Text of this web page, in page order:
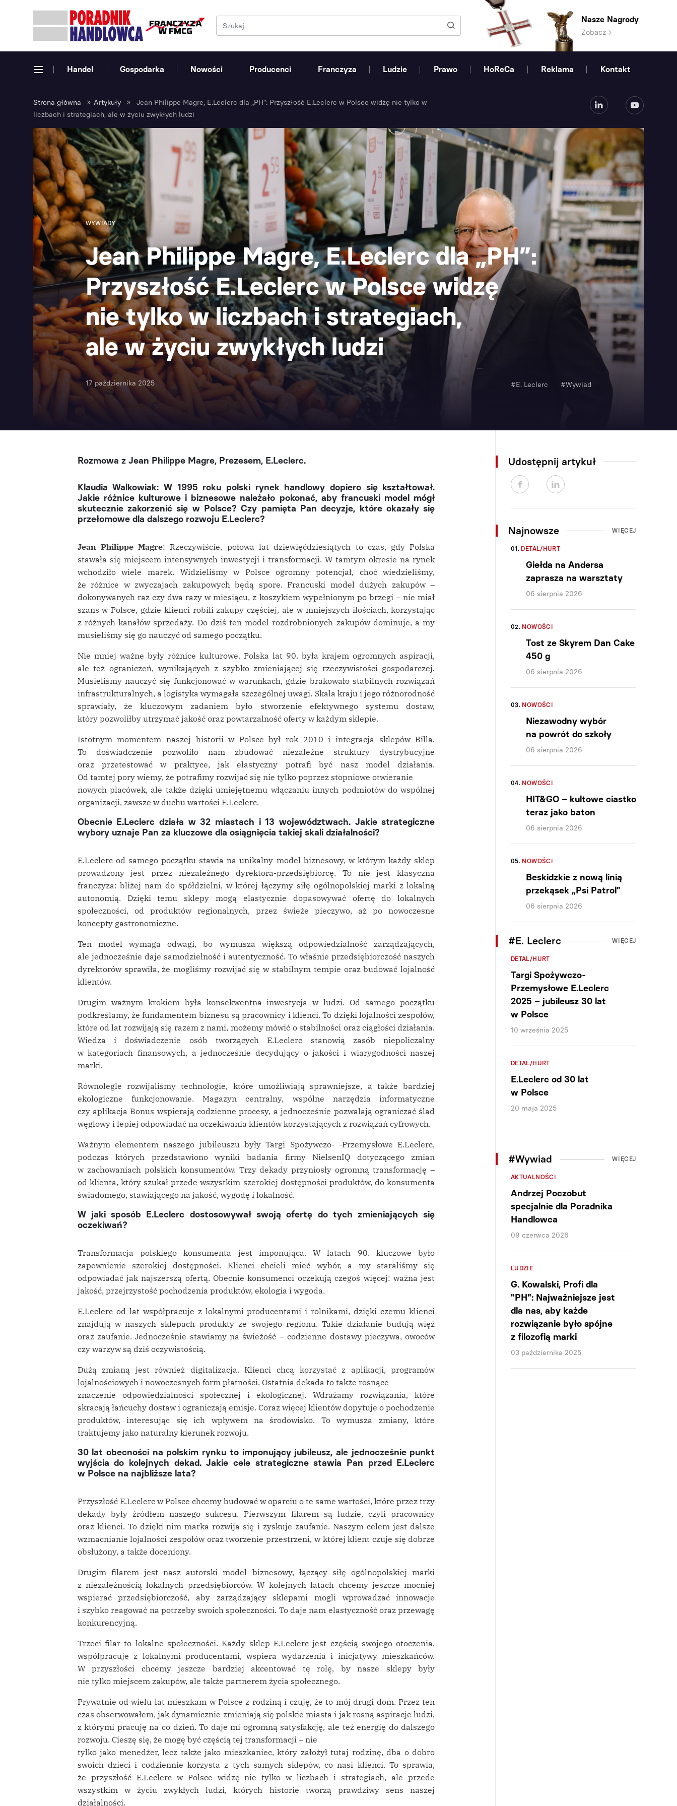
Nasze Nagrody
Zobacz
Handel Gospodarka Nowości Producenci Franczyza Ludzie Prawo HoReCa Reklama Kontakt
Strona główna » Artykuły »
Jean Philippe Magre, E.Leclerc dla „PH”: Przyszłość E.Leclerc w Polsce widzę nie tylko w
liczbach i strategiach, ale w życiu zwykłych ludzi
WYWIADY
Jean Philippe Magre, E.Leclerc dla „PH”:
Przyszłość E.Leclerc w Polsce widzę
nie tylko w liczbach i strategiach,
ale w życiu zwykłych ludzi
17 października 2025 #E. Leclerc #Wywiad
Rozmowa z Jean Philippe Magre, Prezesem, E.Leclerc.
Klaudia Walkowiak: W 1995 roku polski rynek handlowy dopiero się kształtował.
Jakie różnice kulturowe i biznesowe należało pokonać, aby francuski model mógł
skutecznie zakorzenić się w Polsce? Czy pamięta Pan decyzje, które okazały się
przełomowe dla dalszego rozwoju E.Leclerc?
Jean Philippe Magre: Rzeczywiście, połowa lat dziewięćdziesiątych to czas, gdy Polska
stawała się miejscem intensywnych inwestycji i transformacji. W tamtym okresie na rynek
wchodziło wiele marek. Widzieliśmy w Polsce ogromny potencjał, choć wiedzieliśmy,
że różnice w zwyczajach zakupowych będą spore. Francuski model dużych zakupów –
dokonywanych raz czy dwa razy w miesiącu, z koszykiem wypełnionym po brzegi – nie miał
szans w Polsce, gdzie klienci robili zakupy częściej, ale w mniejszych ilościach, korzystając
z różnych kanałów sprzedaży. Do dziś ten model rozdrobnionych zakupów dominuje, a my
musieliśmy się go nauczyć od samego początku.
Nie mniej ważne były różnice kulturowe. Polska lat 90. była krajem ogromnych aspiracji,
ale też ograniczeń, wynikających z szybko zmieniającej się rzeczywistości gospodarczej.
Musieliśmy nauczyć się funkcjonować w warunkach, gdzie brakowało stabilnych rozwiązań
infrastrukturalnych, a logistyka wymagała szczególnej uwagi. Skala kraju i jego różnorodność
sprawiały, że kluczowym zadaniem było stworzenie efektywnego systemu dostaw,
który pozwoliłby utrzymać jakość oraz powtarzalność oferty w każdym sklepie.
Istotnym momentem naszej historii w Polsce był rok 2010 i integracja sklepów Billa.
To doświadczenie pozwoliło nam zbudować niezależne struktury dystrybucyjne
oraz przetestować w praktyce, jak elastyczny potrafi być nasz model działania.
Od tamtej pory wiemy, że potrafimy rozwijać się nie tylko poprzez stopniowe otwieranie
nowych placówek, ale także dzięki umiejętnemu włączaniu innych podmiotów do wspólnej
organizacji, zawsze w duchu wartości E.Leclerc.
Obecnie E.Leclerc działa w 32 miastach i 13 województwach. Jakie strategiczne
wybory uznaje Pan za kluczowe dla osiągnięcia takiej skali działalności?
E.Leclerc od samego początku stawia na unikalny model biznesowy, w którym każdy sklep
prowadzony jest przez niezależnego dyrektora-przedsiębiorcę. To nie jest klasyczna
franczyza: bliżej nam do spółdzielni, w której łączymy siłę ogólnopolskiej marki z lokalną
autonomią. Dzięki temu sklepy mogą elastycznie dopasowywać ofertę do lokalnych
społeczności, od produktów regionalnych, przez świeże pieczywo, aż po nowoczesne
koncepty gastronomiczne.
Ten model wymaga odwagi, bo wymusza większą odpowiedzialność zarządzających,
ale jednocześnie daje samodzielność i autentyczność. To właśnie przedsiębiorczość naszych
dyrektorów sprawiła, że mogliśmy rozwijać się w stabilnym tempie oraz budować lojalność
klientów.
Drugim ważnym krokiem była konsekwentna inwestycja w ludzi. Od samego początku
podkreślamy, że fundamentem biznesu są pracownicy i klienci. To dzięki lojalności zespołów,
które od lat rozwijają się razem z nami, możemy mówić o stabilności oraz ciągłości działania.
Wiedza i doświadczenie osób tworzących E.Leclerc stanowią zasób niepoliczalny
w kategoriach finansowych, a jednocześnie decydujący o jakości i wiarygodności naszej
marki.
Równolegle rozwijaliśmy technologie, które umożliwiają sprawniejsze, a także bardziej
ekologiczne funkcjonowanie. Magazyn centralny, wspólne narzędzia informatyczne
czy aplikacja Bonus wspierają codzienne procesy, a jednocześnie pozwalają ograniczać ślad
węglowy i lepiej odpowiadać na oczekiwania klientów korzystających z rozwiązań cyfrowych.
Ważnym elementem naszego jubileuszu były Targi Spożywczo- -Przemysłowe E.Leclerc,
podczas których przedstawiono wyniki badania firmy NielsenIQ dotyczącego zmian
w zachowaniach polskich konsumentów. Trzy dekady przyniosły ogromną transformację –
od klienta, który szukał przede wszystkim szerokiej dostępności produktów, do konsumenta
świadomego, stawiającego na jakość, wygodę i lokalność.
W jaki sposób E.Leclerc dostosowywał swoją ofertę do tych zmieniających się
oczekiwań?
Transformacja polskiego konsumenta jest imponująca. W latach 90. kluczowe było
zapewnienie szerokiej dostępności. Klienci chcieli mieć wybór, a my staraliśmy się
odpowiadać jak najszerszą ofertą. Obecnie konsumenci oczekują czegoś więcej: ważna jest
jakość, przejrzystość pochodzenia produktów, ekologia i wygoda.
E.Leclerc od lat współpracuje z lokalnymi producentami i rolnikami, dzięki czemu klienci
znajdują w naszych sklepach produkty ze swojego regionu. Takie działanie budują więź
oraz zaufanie. Jednocześnie stawiamy na świeżość – codzienne dostawy pieczywa, owoców
czy warzyw są dziś oczywistością.
Dużą zmianą jest również digitalizacja. Klienci chcą korzystać z aplikacji, programów
lojalnościowych i nowoczesnych form płatności. Ostatnia dekada to także rosnące
znaczenie odpowiedzialności społecznej i ekologicznej. Wdrażamy rozwiązania, które
skracają łańcuchy dostaw i ograniczają emisje. Coraz więcej klientów dopytuje o pochodzenie
produktów, interesując się ich wpływem na środowisko. To wymusza zmiany, które
traktujemy jako naturalny kierunek rozwoju.
30 lat obecności na polskim rynku to imponujący jubileusz, ale jednocześnie punkt
wyjścia do kolejnych dekad. Jakie cele strategiczne stawia Pan przed E.Leclerc
w Polsce na najbliższe lata?
Przyszłość E.Leclerc w Polsce chcemy budować w oparciu o te same wartości, które przez trzy
dekady były źródłem naszego sukcesu. Pierwszym filarem są ludzie, czyli pracownicy
oraz klienci. To dzięki nim marka rozwija się i zyskuje zaufanie. Naszym celem jest dalsze
wzmacnianie lojalności zespołów oraz tworzenie przestrzeni, w której klient czuje się dobrze
obsłużony, a także doceniony.
Drugim filarem jest nasz autorski model biznesowy, łączący siłę ogólnopolskiej marki
z niezależnością lokalnych przedsiębiorców. W kolejnych latach chcemy jeszcze mocniej
wspierać przedsiębiorczość, aby zarządzający sklepami mogli wprowadzać innowacje
i szybko reagować na potrzeby swoich społeczności. To daje nam elastyczność oraz przewagę
konkurencyjną.
Trzeci filar to lokalne społeczności. Każdy sklep E.Leclerc jest częścią swojego otoczenia,
współpracuje z lokalnymi producentami, wspiera wydarzenia i inicjatywy mieszkańców.
W przyszłości chcemy jeszcze bardziej akcentować tę rolę, by nasze sklepy były
nie tylko miejscem zakupów, ale także partnerem życia społecznego.
Prywatnie od wielu lat mieszkam w Polsce z rodziną i czuję, że to mój drugi dom. Przez ten
czas obserwowałem, jak dynamicznie zmieniają się polskie miasta i jak rosną aspiracje ludzi,
z którymi pracuję na co dzień. To daje mi ogromną satysfakcję, ale też energię do dalszego
rozwoju. Cieszę się, że mogę być częścią tej transformacji – nie
tylko jako menedżer, lecz także jako mieszkaniec, który założył tutaj rodzinę, dba o dobro
swoich dzieci i codziennie korzysta z tych samych sklepów, co nasi klienci. To sprawia,
że przyszłość E.Leclerc w Polsce widzę nie tylko w liczbach i strategiach, ale przede
wszystkim w życiu zwykłych ludzi, których historie tworzą prawdziwy sens naszej
działalności.
Udostępnij artykuł
Najnowsze WIĘCEJ
01. DETAL/HURT
Giełda na Andersa
zaprasza na warsztaty
06 sierpnia 2026
02. NOWOŚCI
Tost ze Skyrem Dan Cake
450 g
06 sierpnia 2026
03. NOWOŚCI
Niezawodny wybór
na powrót do szkoły
06 sierpnia 2026
04. NOWOŚCI
HIT&GO – kultowe ciastko
teraz jako baton
06 sierpnia 2026
05. NOWOŚCI
Beskidzkie z nową linią
przekąsek „Psi Patrol”
06 sierpnia 2026
#E. Leclerc WIĘCEJ
DETAL/HURT
Targi Spożywczo-
Przemysłowe E.Leclerc
2025 – jubileusz 30 lat
w Polsce
10 września 2025
DETAL/HURT
E.Leclerc od 30 lat
w Polsce
20 maja 2025
#Wywiad WIĘCEJ
AKTUALNOŚCI
Andrzej Poczobut
specjalnie dla Poradnika
Handlowca
09 czerwca 2026
LUDZIE
G. Kowalski, Profi dla
"PH": Najważniejsze jest
dla nas, aby każde
rozwiązanie było spójne
z filozofią marki
03 października 2025